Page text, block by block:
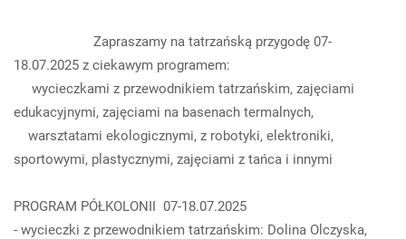
Zapraszamy na tatrzańską przygodę 07-
18.07.2025 z ciekawym programem:
wycieczkami z przewodnikiem tatrzańskim, zajęciami
edukacyjnymi, zajęciami na basenach termalnych,
warsztatami ekologicznymi, z robotyki, elektroniki,
sportowymi, plastycznymi, zajęciami z tańca i innymi
PROGRAM PÓŁKOLONII 07-18.07.2025
- wycieczki z przewodnikiem tatrzańskim: Dolina Olczyska,